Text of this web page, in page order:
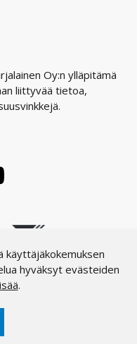
Oy:n ylläpitämä
liittyvää tietoa,
Youtube
käyttäjäkokemuksen
hyväksyt evästeiden
.